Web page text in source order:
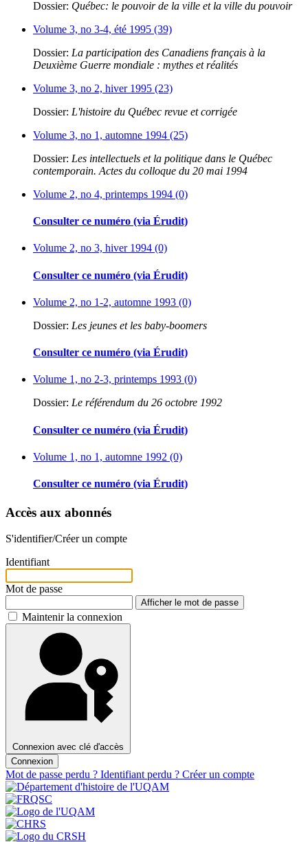
Dossier: Québec: le pouvoir de la ville et la ville du pouvoir
Volume 3, no 3-4, été 1995 (39)
Dossier: La participation des Canadiens français à la
Deuxième Guerre mondiale : mythes et réalités
Volume 3, no 2, hiver 1995 (23)
Dossier: L'histoire du Québec revue et corrigée
Volume 3, no 1, automne 1994 (25)
Dossier: Les intellectuels et la politique dans le Québec
contemporain. Actes du colloque du 20 mai 1994
Volume 2, no 4, printemps 1994 (0)
Consulter ce numéro (via Érudit)
Volume 2, no 3, hiver 1994 (0)
Consulter ce numéro (via Érudit)
Volume 2, no 1-2, automne 1993 (0)
Dossier: Les jeunes et les baby-boomers
Consulter ce numéro (via Érudit)
Volume 1, no 2-3, printemps 1993 (0)
Dossier: Le référendum du 26 octobre 1992
Consulter ce numéro (via Érudit)
Volume 1, no 1, automne 1992 (0)
Consulter ce numéro (via Érudit)
Accès aux abonnés
S'identifier/Créer un compte
Identifiant
Mot de passe
Afficher le mot de passe
Maintenir la connexion
Connexion avec clé d'accès
Connexion
Mot de passe perdu ? Identifiant perdu ? Créer un compte